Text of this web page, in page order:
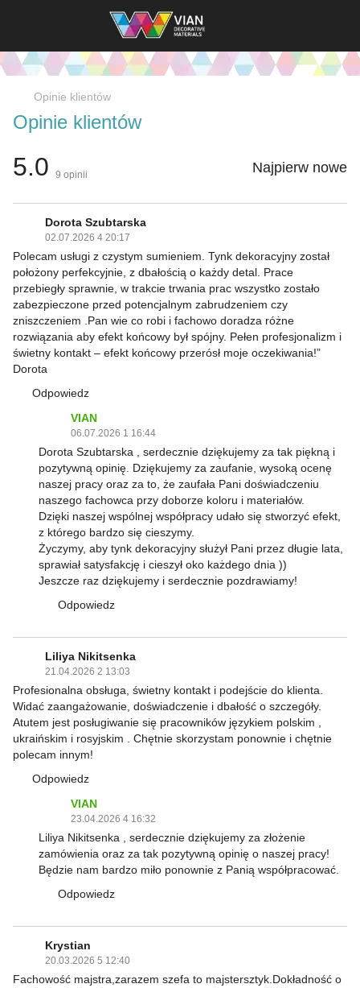
Opinie klientów
Opinie klientów
5.0 9 opinii Najpierw nowe
Dorota Szubtarska
02.07.2026 4 20:17
Polecam usługi z czystym sumieniem. Tynk dekoracyjny został
położony perfekcyjnie, z dbałością o każdy detal. Prace
przebiegły sprawnie, w trakcie trwania prac wszystko zostało
zabezpieczone przed potencjalnym zabrudzeniem czy
zniszczeniem .Pan wie co robi i fachowo doradza różne
rozwiązania aby efekt końcowy był spójny. Pełen profesjonalizm i
świetny kontakt – efekt końcowy przerósł moje oczekiwania!”
Dorota
Odpowiedz
VIAN
06.07.2026 1 16:44
Dorota Szubtarska , serdecznie dziękujemy za tak piękną i
pozytywną opinię. Dziękujemy za zaufanie, wysoką ocenę
naszej pracy oraz za to, że zaufała Pani doświadczeniu
naszego fachowca przy doborze koloru i materiałów.
Dzięki naszej wspólnej współpracy udało się stworzyć efekt,
z którego bardzo się cieszymy.
Życzymy, aby tynk dekoracyjny służył Pani przez długie lata,
sprawiał satysfakcję i cieszył oko każdego dnia ))
Jeszcze raz dziękujemy i serdecznie pozdrawiamy!
Odpowiedz
Liliya Nikitsenka
21.04.2026 2 13:03
Profesionalna obsługa, świetny kontakt i podejście do klienta.
Widać zaangażowanie, doświadczenie i dbałość o szczegóły.
Atutem jest posługiwanie się pracowników językiem polskim ,
ukraińskim i rosyjskim . Chętnie skorzystam ponownie i chętnie
polecam innym!
Odpowiedz
VIAN
23.04.2026 4 16:32
Liliya Nikitsenka , serdecznie dziękujemy za złożenie
zamówienia oraz za tak pozytywną opinię o naszej pracy!
Będzie nam bardzo miło ponownie z Panią współpracować.
Odpowiedz
Krystian
20.03.2026 5 12:40
Fachowość majstra,zarazem szefa to majstersztyk.Dokładność o